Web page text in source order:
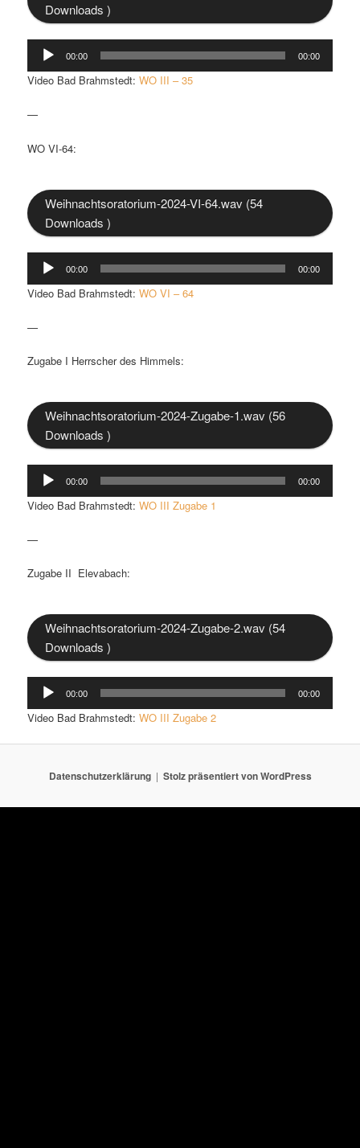
Downloads )
Audio-
Player
00:00 00:00
Video Bad Brahmstedt:WO III – 35
—
WO VI-64:
Weihnachtsoratorium-2024-VI-64.wav (54
Downloads )
Audio-
Player
00:00 00:00
Video Bad Brahmstedt:WO VI – 64
—
Zugabe I Herrscher des Himmels:
Weihnachtsoratorium-2024-Zugabe-1.wav (56
Downloads )
Audio-
Player
00:00 00:00
Video Bad Brahmstedt:WO III Zugabe 1
—
Zugabe II Elevabach:
Weihnachtsoratorium-2024-Zugabe-2.wav (54
Downloads )
Audio-
Player
00:00 00:00
Video Bad Brahmstedt:WO III Zugabe 2
Datenschutzerklärung Stolz präsentiert von WordPress